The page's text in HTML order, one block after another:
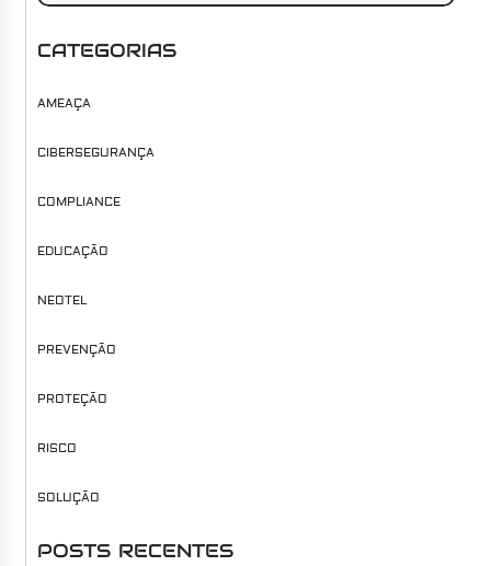
CATEGORIAS
AMEAÇA
CIBERSEGURANÇA
COMPLIANCE
EDUCAÇÃO
NEOTEL
PREVENÇÃO
PROTEÇÃO
RISCO
SOLUÇÃO
POSTS RECENTES